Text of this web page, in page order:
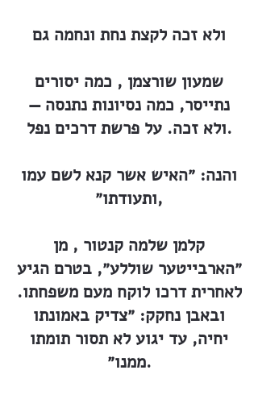
ולא זכה לקצת נחת ונחמה גם
שמעון שורצמן , כמה יסורים
נתייסר, כמה נסיונות נתנסה —
ולא זכה. על פרשת דרכים נפל.
והנה: ״האיש אשר קנא לשם עמו
ותעודתו״,
קלמן שלמה קנטור , מן
״הארבייטער שוללע״, בטרם הגיע
לאחרית דרכו לוקח מעם משפחתו.
ובאבן נחקק: ״צדיק באמונתו
יחיה, עד יגוע לא תסור תומתו
ממנו״.